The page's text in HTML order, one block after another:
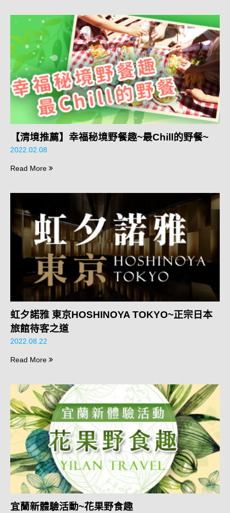
【清境推薦】幸福秘境野餐趣~最Chill的野餐~
2022.02.08
Read More
虹夕諾雅 東京HOSHINOYA TOKYO~正宗日本
旅館待客之道
2022.08.22
Read More
宜蘭新體驗活動~花果野食趣